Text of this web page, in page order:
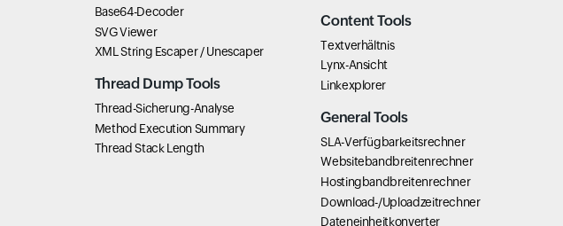
Base64-Decoder
SVG Viewer
XML String Escaper / Unescaper
Thread Dump Tools
Thread-Sicherung-Analyse
Method Execution Summary
Thread Stack Length
Content Tools
Textverhältnis
Lynx-Ansicht
Linkexplorer
General Tools
SLA-Verfügbarkeitsrechner
Websitebandbreitenrechner
Hostingbandbreitenrechner
Download-/Uploadzeitrechner
Dateneinheitkonverter